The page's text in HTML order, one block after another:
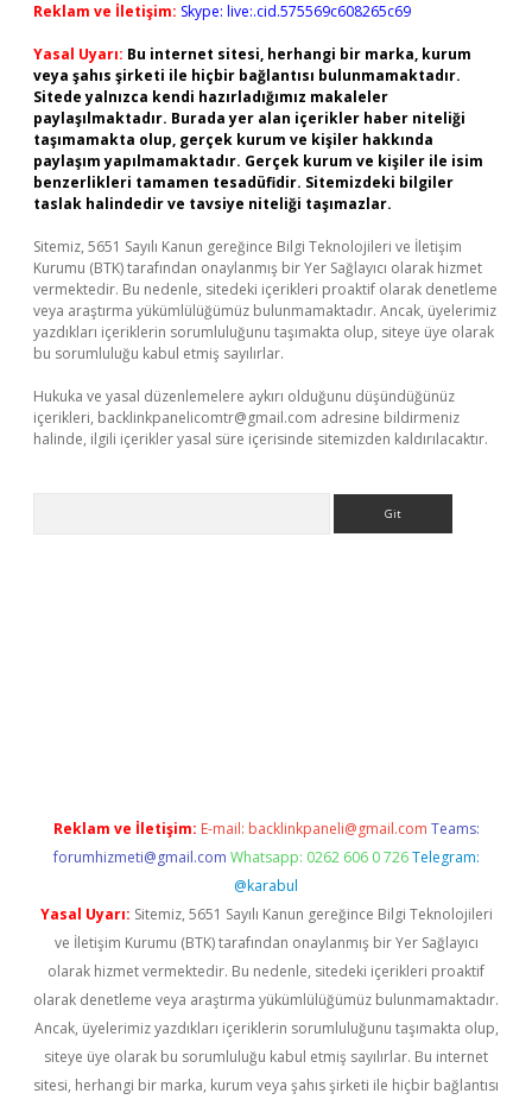
Reklam ve İletişim: Skype: live:.cid.575569c608265c69
Yasal Uyarı: Bu internet sitesi, herhangi bir marka, kurum
veya şahıs şirketi ile hiçbir bağlantısı bulunmamaktadır.
Sitede yalnızca kendi hazırladığımız makaleler
paylaşılmaktadır. Burada yer alan içerikler haber niteliği
taşımamakta olup, gerçek kurum ve kişiler hakkında
paylaşım yapılmamaktadır. Gerçek kurum ve kişiler ile isim
benzerlikleri tamamen tesadüfidir. Sitemizdeki bilgiler
taslak halindedir ve tavsiye niteliği taşımazlar.
Sitemiz, 5651 Sayılı Kanun gereğince Bilgi Teknolojileri ve İletişim
Kurumu (BTK) tarafından onaylanmış bir Yer Sağlayıcı olarak hizmet
vermektedir. Bu nedenle, sitedeki içerikleri proaktif olarak denetleme
veya araştırma yükümlülüğümüz bulunmamaktadır. Ancak, üyelerimiz
yazdıkları içeriklerin sorumluluğunu taşımakta olup, siteye üye olarak
bu sorumluluğu kabul etmiş sayılırlar.
Hukuka ve yasal düzenlemelere aykırı olduğunu düşündüğünüz
içerikleri, backlinkpanelicomtr@gmail.com adresine bildirmeniz
halinde, ilgili içerikler yasal süre içerisinde sitemizden kaldırılacaktır.
Reklam ve İletişim: E-mail: backlinkpaneli@gmail.com Teams:
forumhizmeti@gmail.com Whatsapp: 0262 606 0 726 Telegram:
@karabul
Yasal Uyarı: Sitemiz, 5651 Sayılı Kanun gereğince Bilgi Teknolojileri
ve İletişim Kurumu (BTK) tarafından onaylanmış bir Yer Sağlayıcı
olarak hizmet vermektedir. Bu nedenle, sitedeki içerikleri proaktif
olarak denetleme veya araştırma yükümlülüğümüz bulunmamaktadır.
Ancak, üyelerimiz yazdıkları içeriklerin sorumluluğunu taşımakta olup,
siteye üye olarak bu sorumluluğu kabul etmiş sayılırlar. Bu internet
sitesi, herhangi bir marka, kurum veya şahıs şirketi ile hiçbir bağlantısı